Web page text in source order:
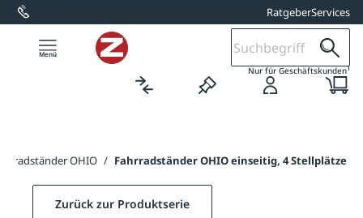
springen RatgeberServices
Nur für Geschäftskunden1
OHIO / Fahrradständer OHIO einseitig, 4 Stellplätze
Zurück zur Produktserie